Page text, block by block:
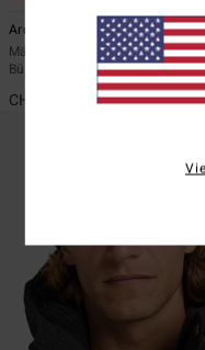
Arcade
Männer Grün Skull Fit Beanie
Bündchen
CHF 29,00